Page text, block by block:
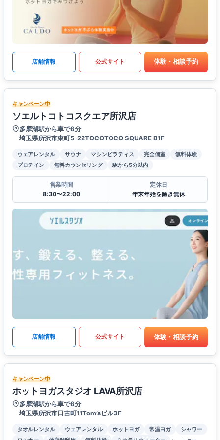
店舗情報 公式サイト 体験・相談予約
キャンペーン中
ソエルトコトコスクエア所沢店
多摩湖駅から車で8分
埼玉県所沢市東町5-22TOCOTOCO SQUARE B1F
ウェアレンタル サウナ マシンピラティス 完全個室
無料体験
プロテイン
無料カウンセリング 駅から5分以内
営業時間
8:30〜22:00
定休日
年末年始を除き無休
店舗情報 公式サイト 体験・相談予約
キャンペーン中
ホットヨガスタジオ LAVA所沢店
多摩湖駅から車で8分
埼玉県所沢市日吉町11Tom’sビル3F
タオルレンタル ウェアレンタル ホットヨガ 常温ヨガ
シャワー